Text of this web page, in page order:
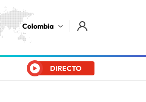
Colombia
DIRECTO